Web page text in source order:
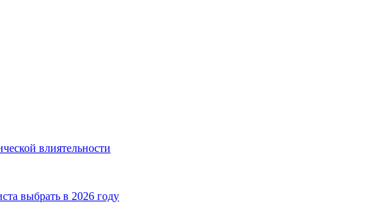
влиятельности
выбрать в 2026 году